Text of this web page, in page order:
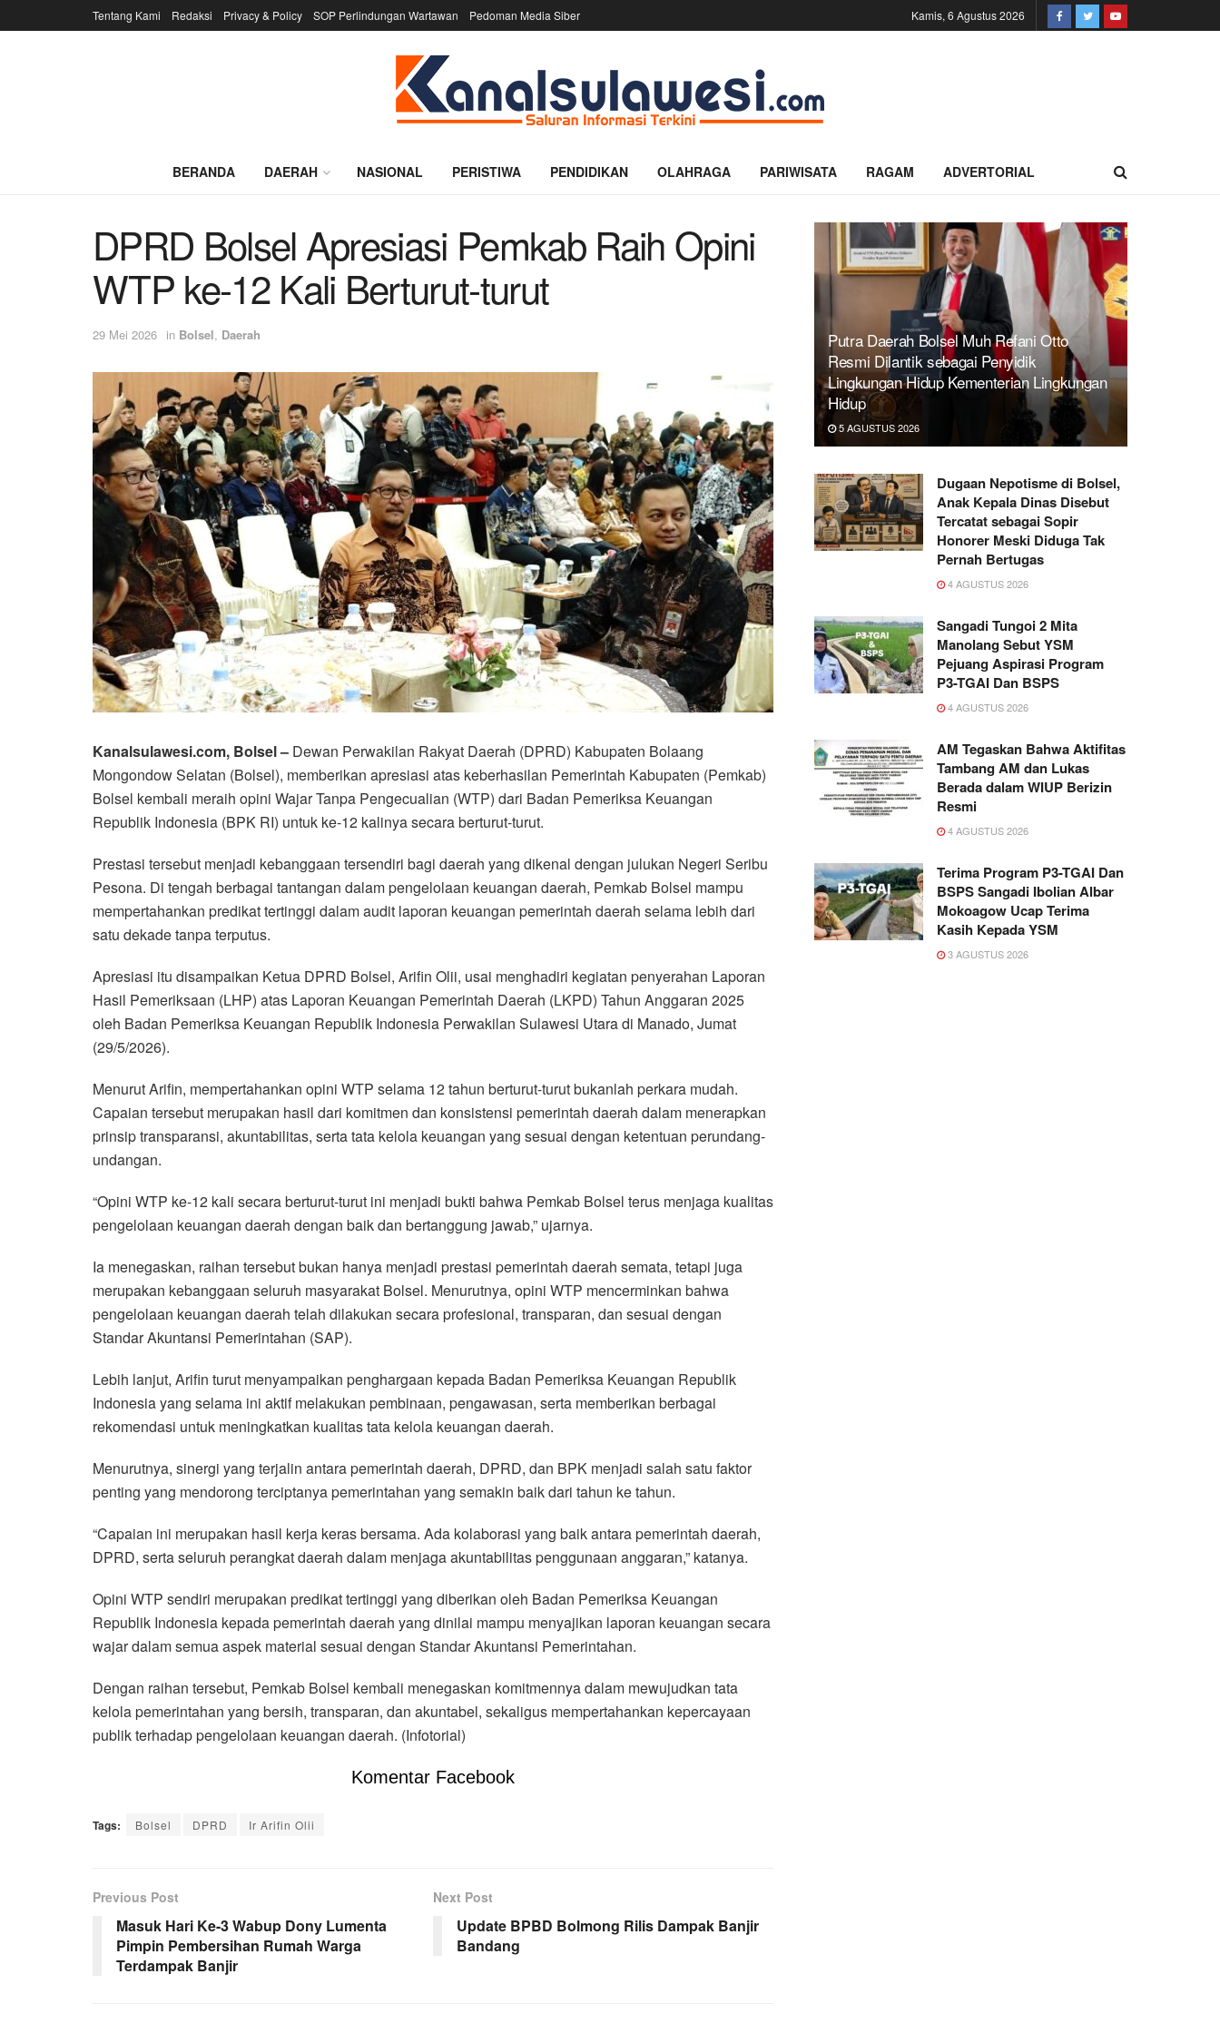
Tentang Kami Redaksi Privacy & Policy SOP Perlindungan Wartawan Pedoman Media Siber Kamis, 6 Agustus 2026
BERANDA DAERAH NASIONAL PERISTIWA PENDIDIKAN OLAHRAGA PARIWISATA RAGAM ADVERTORIAL
DPRD Bolsel Apresiasi Pemkab Raih Opini
WTP ke-12 Kali Berturut-turut
29 Mei 2026 in Bolsel, Daerah
Kanalsulawesi.com, Bolsel – Dewan Perwakilan Rakyat Daerah (DPRD) Kabupaten Bolaang
Mongondow Selatan (Bolsel), memberikan apresiasi atas keberhasilan Pemerintah Kabupaten (Pemkab)
Bolsel kembali meraih opini Wajar Tanpa Pengecualian (WTP) dari Badan Pemeriksa Keuangan
Republik Indonesia (BPK RI) untuk ke-12 kalinya secara berturut-turut.
Prestasi tersebut menjadi kebanggaan tersendiri bagi daerah yang dikenal dengan julukan Negeri Seribu
Pesona. Di tengah berbagai tantangan dalam pengelolaan keuangan daerah, Pemkab Bolsel mampu
mempertahankan predikat tertinggi dalam audit laporan keuangan pemerintah daerah selama lebih dari
satu dekade tanpa terputus.
Apresiasi itu disampaikan Ketua DPRD Bolsel, Arifin Olii, usai menghadiri kegiatan penyerahan Laporan
Hasil Pemeriksaan (LHP) atas Laporan Keuangan Pemerintah Daerah (LKPD) Tahun Anggaran 2025
oleh Badan Pemeriksa Keuangan Republik Indonesia Perwakilan Sulawesi Utara di Manado, Jumat
(29/5/2026).
Menurut Arifin, mempertahankan opini WTP selama 12 tahun berturut-turut bukanlah perkara mudah.
Capaian tersebut merupakan hasil dari komitmen dan konsistensi pemerintah daerah dalam menerapkan
prinsip transparansi, akuntabilitas, serta tata kelola keuangan yang sesuai dengan ketentuan perundang-
undangan.
“Opini WTP ke-12 kali secara berturut-turut ini menjadi bukti bahwa Pemkab Bolsel terus menjaga kualitas
pengelolaan keuangan daerah dengan baik dan bertanggung jawab,” ujarnya.
Ia menegaskan, raihan tersebut bukan hanya menjadi prestasi pemerintah daerah semata, tetapi juga
merupakan kebanggaan seluruh masyarakat Bolsel. Menurutnya, opini WTP mencerminkan bahwa
pengelolaan keuangan daerah telah dilakukan secara profesional, transparan, dan sesuai dengan
Standar Akuntansi Pemerintahan (SAP).
Lebih lanjut, Arifin turut menyampaikan penghargaan kepada Badan Pemeriksa Keuangan Republik
Indonesia yang selama ini aktif melakukan pembinaan, pengawasan, serta memberikan berbagai
rekomendasi untuk meningkatkan kualitas tata kelola keuangan daerah.
Menurutnya, sinergi yang terjalin antara pemerintah daerah, DPRD, dan BPK menjadi salah satu faktor
penting yang mendorong terciptanya pemerintahan yang semakin baik dari tahun ke tahun.
“Capaian ini merupakan hasil kerja keras bersama. Ada kolaborasi yang baik antara pemerintah daerah,
DPRD, serta seluruh perangkat daerah dalam menjaga akuntabilitas penggunaan anggaran,” katanya.
Opini WTP sendiri merupakan predikat tertinggi yang diberikan oleh Badan Pemeriksa Keuangan
Republik Indonesia kepada pemerintah daerah yang dinilai mampu menyajikan laporan keuangan secara
wajar dalam semua aspek material sesuai dengan Standar Akuntansi Pemerintahan.
Dengan raihan tersebut, Pemkab Bolsel kembali menegaskan komitmennya dalam mewujudkan tata
kelola pemerintahan yang bersih, transparan, dan akuntabel, sekaligus mempertahankan kepercayaan
publik terhadap pengelolaan keuangan daerah. (Infotorial)
Komentar Facebook
Tags: Bolsel DPRD Ir Arifin Olii
Previous Post
Masuk Hari Ke-3 Wabup Dony Lumenta
Pimpin Pembersihan Rumah Warga
Terdampak Banjir
Next Post
Update BPBD Bolmong Rilis Dampak Banjir
Bandang
Putra Daerah Bolsel Muh Refani Otto
Resmi Dilantik sebagai Penyidik
Lingkungan Hidup Kementerian Lingkungan
Hidup
5 AGUSTUS 2026
Dugaan Nepotisme di Bolsel,
Anak Kepala Dinas Disebut
Tercatat sebagai Sopir
Honorer Meski Diduga Tak
Pernah Bertugas
4 AGUSTUS 2026
Sangadi Tungoi 2 Mita
Manolang Sebut YSM
Pejuang Aspirasi Program
P3-TGAI Dan BSPS
4 AGUSTUS 2026
AM Tegaskan Bahwa Aktifitas
Tambang AM dan Lukas
Berada dalam WIUP Berizin
Resmi
4 AGUSTUS 2026
Terima Program P3-TGAI Dan
BSPS Sangadi Ibolian Albar
Mokoagow Ucap Terima
Kasih Kepada YSM
3 AGUSTUS 2026